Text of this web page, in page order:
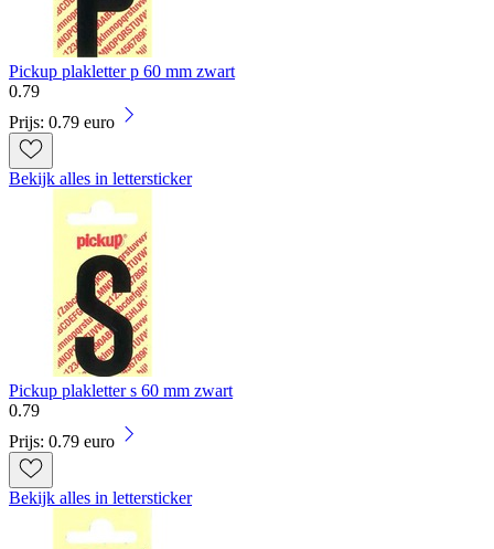
Pickup plakletter p 60 mm zwart
0.79
Prijs: 0.79 euro
Bekijk alles in lettersticker
Pickup plakletter s 60 mm zwart
0.79
Prijs: 0.79 euro
Bekijk alles in lettersticker